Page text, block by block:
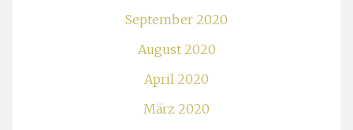
September 2020
August 2020
April 2020
März 2020